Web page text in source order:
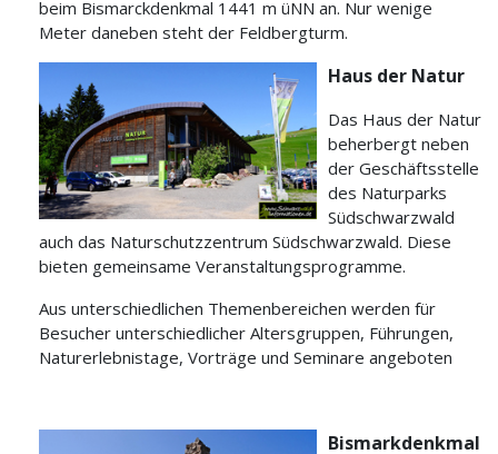
beim Bismarckdenkmal 1441 m üNN an. Nur wenige
Meter daneben steht der Feldbergturm.
Haus der Natur
Das Haus der Natur
beherbergt neben
der Geschäftsstelle
des Naturparks
Südschwarzwald
auch das Naturschutzzentrum Südschwarzwald. Diese
bieten gemeinsame Veranstaltungsprogramme.
Aus unterschiedlichen Themenbereichen werden für
Besucher unterschiedlicher Altersgruppen, Führungen,
Naturerlebnistage, Vorträge und Seminare angeboten
Bismarkdenkmal